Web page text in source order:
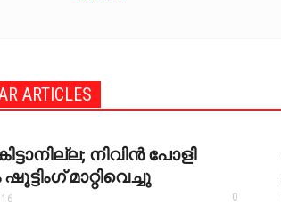
ARTICLES
നിവിന്‍ പോളി
മാറ്റിവെച്ചു
0